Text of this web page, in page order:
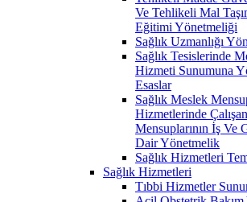
Ve Tehlikeli Mal
Eğitimi Yönetmeliği
Sağlık Uzmanlığı
Sağlık Tesislerinde
Hizmeti Sunumuna
Esaslar
Sağlık Meslek
Hizmetlerinde
Mensuplarının İş Ve
Dair Yönetmelik
Sağlık Hizmetleri
Sağlık Hizmetleri
Tıbbi Hizmetler